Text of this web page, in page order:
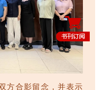
方合影留念，并表示